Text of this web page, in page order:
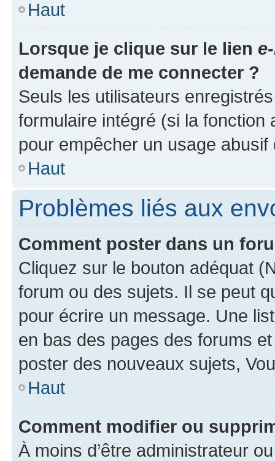
Haut
Lorsque je clique sur le lien
demande de me connecter ?
Seuls les utilisateurs
formulaire intégré (si la fonction
pour empêcher un usage
Haut
Problèmes liés aux
Comment poster dans un
Cliquez sur le bouton adéquat
forum ou des sujets. Il se peut
pour écrire un message. Une
en bas des pages des forums
poster des nouveaux sujets,
Haut
Comment modifier ou
À moins d’être administrateur